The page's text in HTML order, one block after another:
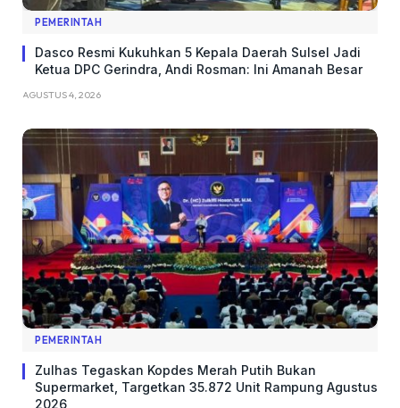
PEMERINTAH
Dasco Resmi Kukuhkan 5 Kepala Daerah Sulsel Jadi
Ketua DPC Gerindra, Andi Rosman: Ini Amanah Besar
AGUSTUS 4, 2026
PEMERINTAH
Zulhas Tegaskan Kopdes Merah Putih Bukan
Supermarket, Targetkan 35.872 Unit Rampung Agustus
2026